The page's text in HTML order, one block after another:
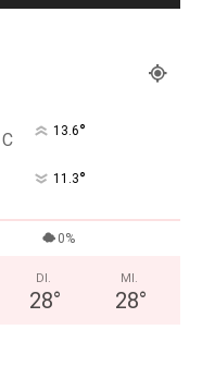
C 13.6°
11.3°
0%
DI.
28°
MI.
28°